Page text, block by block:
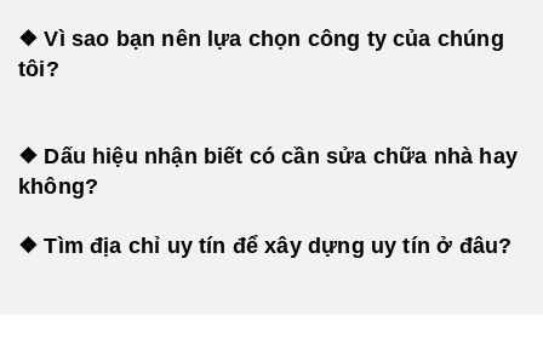
❖ Vì sao bạn nên lựa chọn công ty của chúng
tôi?
❖ Dấu hiệu nhận biết có cần sửa chữa nhà hay
không?
❖ Tìm địa chỉ uy tín để xây dựng uy tín ở đâu?